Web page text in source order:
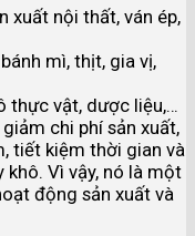
xuất nội thất, ván ép,
mì, thịt, gia vị,
thực vật, dược liệu,…
chi phí sản xuất,
tiết kiệm thời gian và
Vì vậy, nó là một
động sản xuất và